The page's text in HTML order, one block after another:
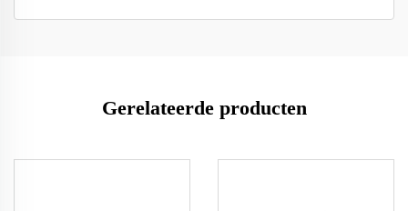
Gerelateerde producten